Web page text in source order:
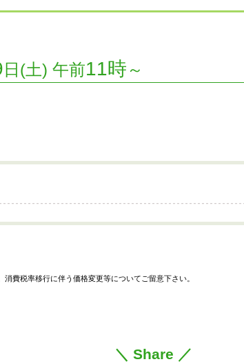
日(土) 午前11時 ～
費税率移行に伴う価格変更等についてご留意下さい。
＼ Share ／